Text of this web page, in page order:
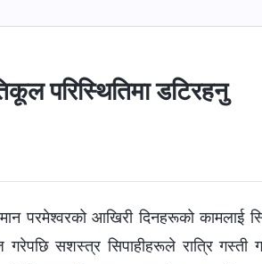
परिस्थितिमा डटिरहनु
परमेश्‍वरको आखिरी दिनहरूको कामलाई
सशस्त्र सिपाहीहरूले रात्रि गस्ती